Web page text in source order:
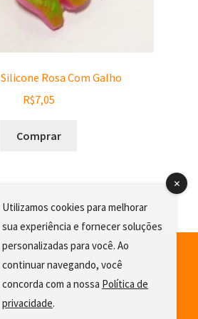
Rosa Com Galho
R$7,05
Comprar
.
Utilizamos cookies para melhorar
sua experiência e fornecer soluções
personalizadas para você. Ao
continuar navegando, você
concorda com a nossa Política de
privacidade.